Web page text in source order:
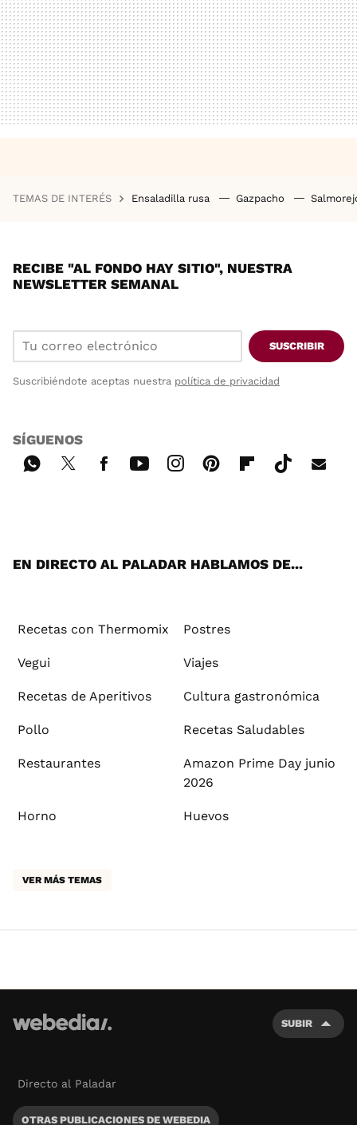
TEMAS DE INTERÉS Ensaladilla rusa Gazpacho
RECIBE "AL FONDO HAY SITIO", NUESTRA
NEWSLETTER SEMANAL
SUSCRIBIR
Suscribiéndote aceptas nuestra política de privacidad
SÍGUENOS
EN DIRECTO AL PALADAR HABLAMOS DE...
Recetas con Thermomix Postres
Vegui Viajes
Recetas de Aperitivos Cultura gastronómica
Pollo Recetas Saludables
Restaurantes
Amazon Prime Day junio
2026
Horno Huevos
VER MÁS TEMAS
SUBIR
Directo al Paladar
OTRAS PUBLICACIONES DE WEBEDIA